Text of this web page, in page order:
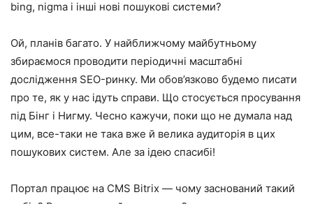
bing, nigma і інші нові пошукові системи?
Ой, планів багато. У найближчому майбутньому
збираємося проводити періодичні масштабні
дослідження SEO-ринку. Ми обов’язково будемо писати
про те, як у нас ідуть справи. Що стосується просування
під Бінг і Нигму. Чесно кажучи, поки що не думала над
цим, все-таки не така вже й велика аудиторія в цих
пошукових систем. Але за ідею спасибі!
Портал працює на CMS Bitrix — чому заснований такий